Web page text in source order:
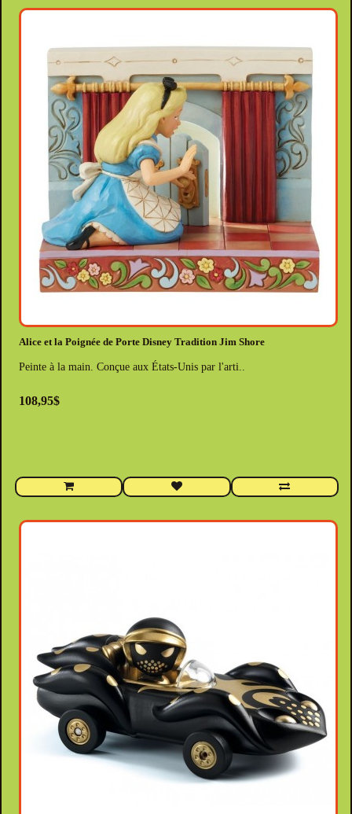
Alice et la Poignée de Porte Disney Tradition Jim Shore
Peinte à la main. Conçue aux États-Unis par l'arti..
108,95$